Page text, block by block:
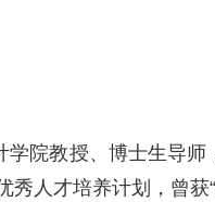
院教授、博士生导
人才培养计划，曾